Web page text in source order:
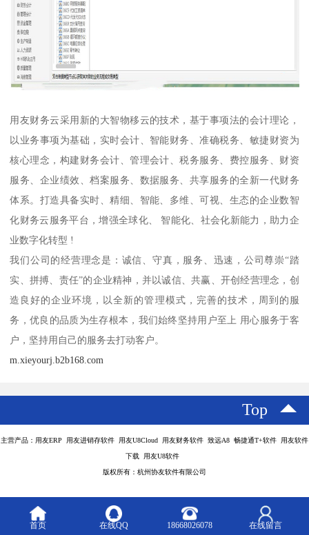
用友财务云采用新的大智物移云的技术，基于事项法的会计理论，
以业务事项为基础，实时会计、智能财务、准确税务、敏捷财资为
核心理念，构建财务会计、管理会计、税务服务、费控服务、财资
服务、企业绩效、档案服务、数据服务、共享服务的全新一代财务
体系。打造具备实时、精细、智能、多维、可视、生态的企业数智
化财务云服务平台，增强全球化、 智能化、社会化新能力，助力企
业数字化转型 !
我们公司的经营理念是：诚信、守真，服务、迅速，公司尊崇“踏
实、拼搏、责任”的企业精神，并以诚信、共赢、开创经营理念，创
造良好的企业环境，以全新的管理模式，完善的技术，周到的服
务，优良的品质为生存根本，我们始终坚持用户至上 用心服务于客
户，坚持用自己的服务去打动客户。
m.xieyourj.b2b168.com
Top
主营产品：用友ERP 用友进销存软件 用友U8Cloud 用友财务软件 致远A8 畅捷通T+软件 用友软件
下载 用友U8软件
版权所有：杭州协友软件有限公司
首页 在线QQ 18668026078 在线留言